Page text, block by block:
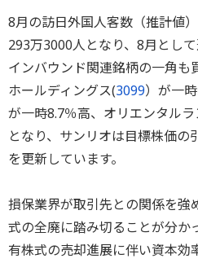
8月の訪日外国人客数（推計値
293万3000人となり、8月とし
インバウンド関連銘柄の一角も
ホールディングス(3099）が一
が一時8.7％高、オリエンタル
となり、サンリオは目標株価の
を更新しています。
損保業界が取引先との関係を強
式の全廃に踏み切ることが分か
有株式の売却進展に伴い資本効